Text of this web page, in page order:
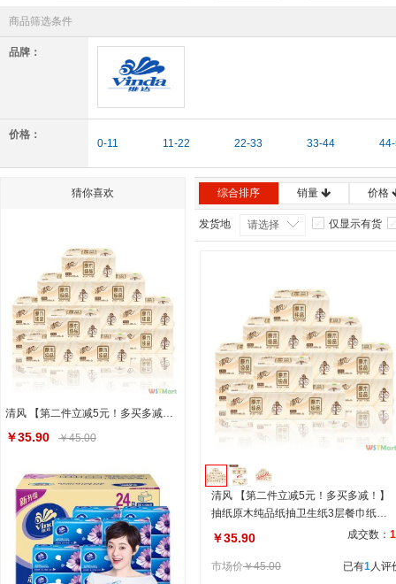
商品筛选条件
品牌：
维达
价格：
0-11 11-22 22-33 33-44
猜你喜欢
清风 【第二件立减5元！多买多减！】抽纸原木纯品纸抽卫生纸3层餐巾纸共12包面巾纸家用纸巾抽纸
￥35.90 ￥45.00
综合排序 销量 价格
发货地 请选择 仅显示有货
清风 【第二件立减5元！多买多减！】
抽纸原木纯品纸抽卫生纸3层餐巾纸共1
2包面巾纸家用纸巾抽纸
￥35.90 成交数： 1
市场价￥45.00 已有1人评